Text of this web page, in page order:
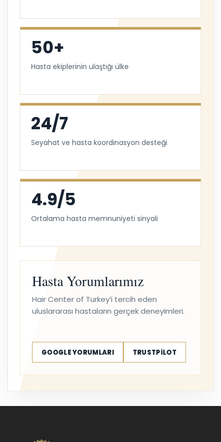
50+
Hasta ekiplerinin ulaştığı ülke
24/7
Seyahat ve hasta koordinasyon desteği
4.9/5
Ortalama hasta memnuniyeti sinyali
Hasta Yorumlarımız
Hair Center of Turkey’i tercih eden
uluslararası hastaların gerçek deneyimleri.
GOOGLE YORUMLARI TRUSTPILOT